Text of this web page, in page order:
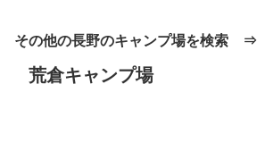
その他の長野のキャンプ場を検索 ⇒
荒倉キャンプ場